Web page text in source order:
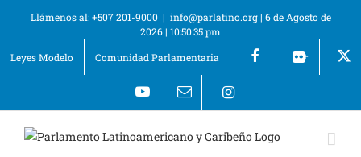
Llámenos al: +507 201-9000 | info@parlatino.org| 6 de Agosto de
2026| 10:50:35 pm
Leyes Modelo
Comunidad Parlamentaria +